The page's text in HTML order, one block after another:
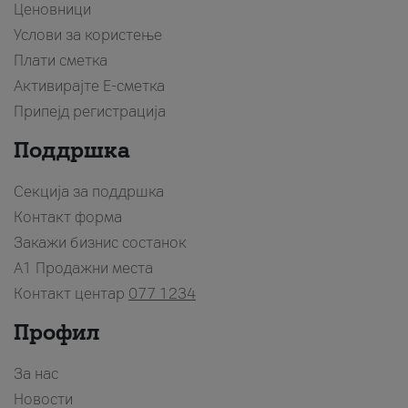
Ценовници
Услови за користење
Плати сметка
Активирајте Е-сметка
Припејд регистрација
Поддршка
Секција за поддршка
Контакт форма
Закажи бизнис состанок
A1 Продажни места
Контакт центар 077 1234
Профил
За нас
Новости